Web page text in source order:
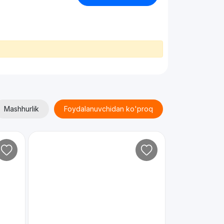
Mashhurlik Foydalanuvchidan ko'proq